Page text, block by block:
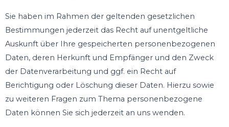
Sie haben im Rahmen der geltenden gesetzlichen
Bestimmungen jederzeit das Recht auf unentgeltliche
Auskunft über Ihre gespeicherten personenbezogenen
Daten, deren Herkunft und Empfänger und den Zweck
der Datenverarbeitung und ggf. ein Recht auf
Berichtigung oder Löschung dieser Daten. Hierzu sowie
zu weiteren Fragen zum Thema personenbezogene
Daten können Sie sich jederzeit an uns wenden.